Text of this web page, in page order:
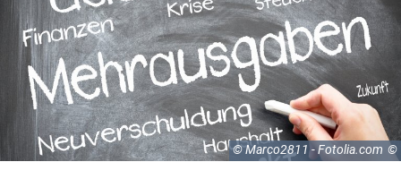
© Marco2811 - Fotolia.com